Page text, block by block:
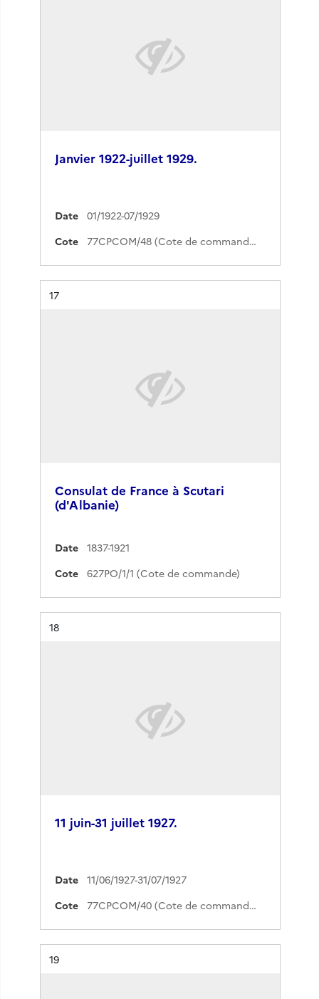
Janvier 1922-juillet 1929.
Date
01/1922-07/1929
Cote
77CPCOM/48 (Cote de commande)
Résultat n°
17
Consulat de France à Scutari
(d'Albanie)
Date
1837-1921
Cote
627PO/1/1 (Cote de commande)
Résultat n°
18
11 juin-31 juillet 1927.
Date
11/06/1927-31/07/1927
Cote
77CPCOM/40 (Cote de commande)
Résultat n°
19